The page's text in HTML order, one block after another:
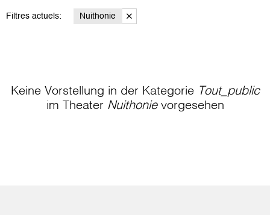
Filtres actuels: Nuithonie
Keine Vorstellung in der Kategorie Tout_public
im Theater Nuithonievorgesehen